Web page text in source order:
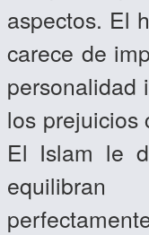
aspectos. El
carece de
personalidad
los prejuicios
El Islam le
equilibran